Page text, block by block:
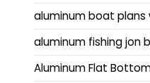
aluminum boat plans
aluminum fishing jon
Aluminum Flat